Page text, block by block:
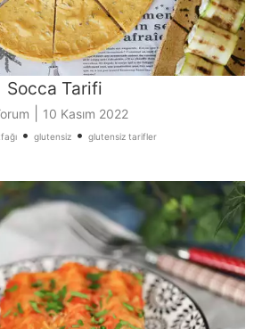
Socca Tarifi
10 Kasım 2022
• glutensiz• glutensiz tarifler